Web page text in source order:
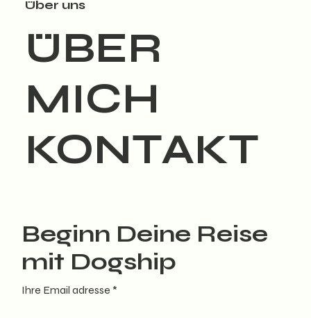
Über uns
ÜBER
MICH
KONTAKT
Beginn Deine Reise
mit Dogship
Ihre Email adresse